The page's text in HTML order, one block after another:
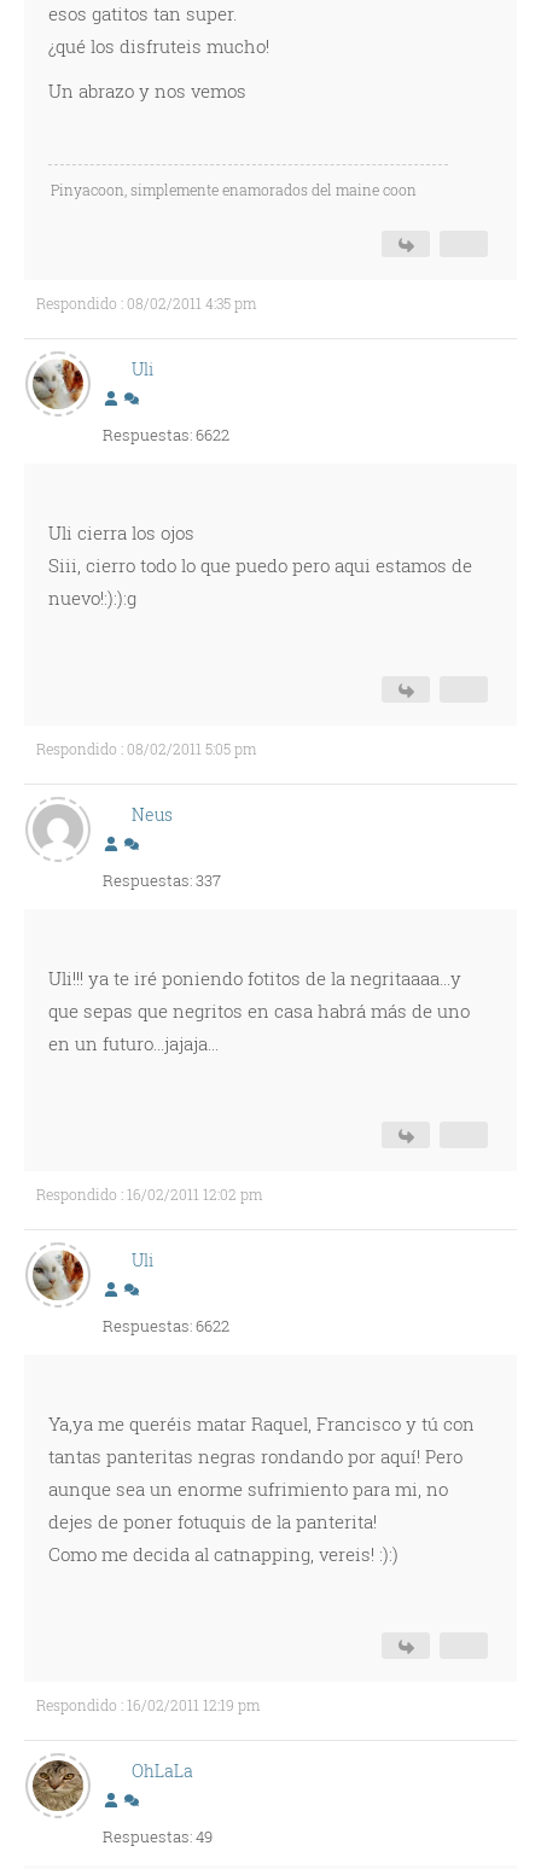
esos gatitos tan super.
¿qué los disfruteis mucho!
Un abrazo y nos vemos
Pinyacoon, simplemente enamorados del maine coon
Respondido : 08/02/2011 4:35 pm
Uli
Respuestas: 6622
Uli cierra los ojos
Siii, cierro todo lo que puedo pero aqui estamos de
nuevo!:):):g
Respondido : 08/02/2011 5:05 pm
Neus
Respuestas: 337
Uli!!! ya te iré poniendo fotitos de la negritaaaa...y
que sepas que negritos en casa habrá más de uno
en un futuro...jajaja...
Respondido : 16/02/2011 12:02 pm
Uli
Respuestas: 6622
Ya,ya me queréis matar Raquel, Francisco y tú con
tantas panteritas negras rondando por aquí! Pero
aunque sea un enorme sufrimiento para mi, no
dejes de poner fotuquis de la panterita!
Como me decida al catnapping, vereis! :):)
Respondido : 16/02/2011 12:19 pm
OhLaLa
Respuestas: 49